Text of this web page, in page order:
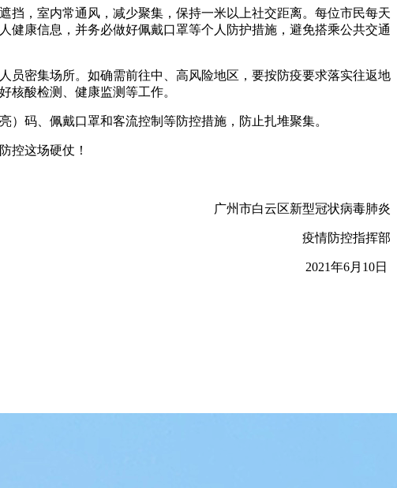
挡，室内常通风，减少聚集，保持一米以上社交距离。每位市民每天
康信息，并务必做好佩戴口罩等个人防护措施，避免搭乘公共交通
员密集场所。如确需前往中、高风险地区，要按防疫要求落实往返地
好核酸检测、健康监测等工作。
亮）码、佩戴口罩和客流控制等防控措施，防止扎堆聚集。
防控这场硬仗！
广州市白云区新型冠状病毒肺炎
疫情防控指挥部
2021年6月10日